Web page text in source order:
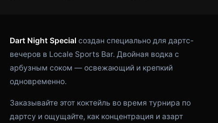
Dart Night Special создан специально для дартс-
вечеров в Locale Sports Bar. Двойная водка с
арбузным соком — освежающий и крепкий
одновременно.
Заказывайте этот коктейль во время турнира по
дартсу и ощущайте, как концентрация и азарт